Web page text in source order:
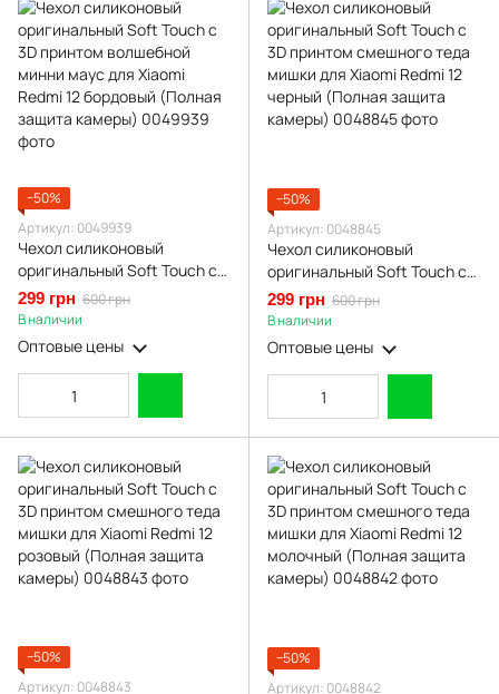
−50%
Артикул: 0049939
Чехол силиконовый
оригинальный Soft Touch с
3D принтом волшебной
минни маус для Xiaomi
Redmi 12 бордовый (Полная
защита камеры)
299 грн 600 грн
В наличии
Оптовые цены
−50%
Артикул: 0048845
Чехол силиконовый
оригинальный Soft Touch с
3D принтом смешного теда
мишки для Xiaomi Redmi 12
черный (Полная защита
камеры)
299 грн 600 грн
В наличии
Оптовые цены
−50%
Артикул: 0048843
−50%
Артикул: 0048842